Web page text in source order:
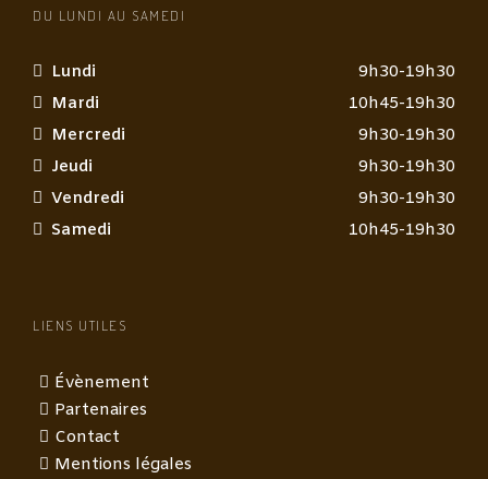
DU LUNDI AU SAMEDI
Lundi
9h30-19h30
Mardi
10h45-19h30
Mercredi
9h30-19h30
Jeudi
9h30-19h30
Vendredi
9h30-19h30
Samedi
10h45-19h30
LIENS UTILES
Évènement
Partenaires
Contact
Mentions légales